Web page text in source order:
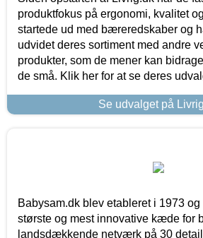
produktfokus på ergonomi, kvalitet
startede ud med bæreredskaber og
udvidet deres sortiment med andre
produkter, som de mener kan
de små. Klik her for at se deres
Se udvalget på
Babysam.dk blev etableret i 1973
største og mest innovative kæde for
landsdækkende netværk på 30